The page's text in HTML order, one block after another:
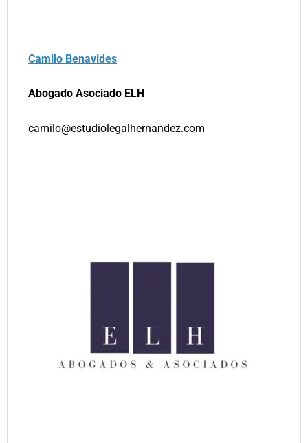
Camilo Benavides
Abogado Asociado ELH
camilo@estudiolegalhernandez.com